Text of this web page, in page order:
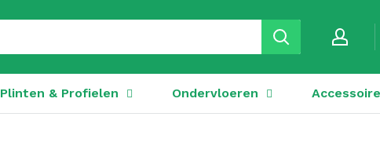
Plinten & Profielen Ondervloeren